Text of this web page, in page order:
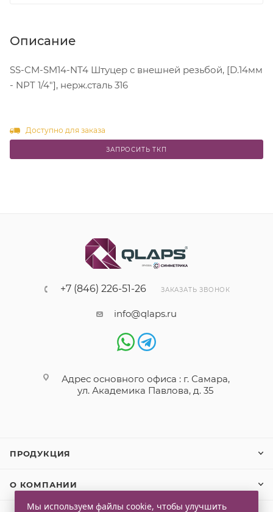
Описание
SS-CM-SM14-NT4 Штуцер с внешней резьбой, [D.14мм
- NPT 1/4"], нерж.сталь 316
Доступно для заказа
ЗАПРОСИТЬ ТКП
+7 (846) 226-51-26 ЗАКАЗАТЬ ЗВОНОК
info@qlaps.ru
Адрес основного офиса : г. Самара,
ул. Академика Павлова, д. 35
ПРОДУКЦИЯ
О КОМПАНИИ
Мы используем файлы cookie, чтобы улучшить